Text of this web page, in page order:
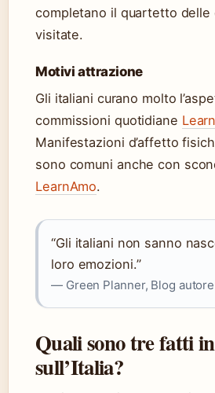
completano il quartetto delle
visitate.
Motivi attrazione
Gli italiani curano molto
commissioni quotidiane
Manifestazioni d’affetto
sono comuni anche con
LearnAmo.
“Gli italiani non sanno
loro emozioni.”
— Green Planner, Blog autore
Quali sono tre fatti
sull’Italia?